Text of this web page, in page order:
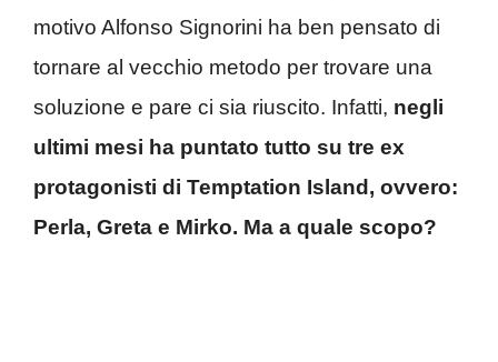
motivo Alfonso Signorini ha ben pensato di
tornare al vecchio metodo per trovare una
soluzione e pare ci sia riuscito. Infatti, negli
ultimi mesi ha puntato tutto su tre ex
protagonisti di Temptation Island, ovvero:
Perla, Greta e Mirko. Ma a quale scopo?